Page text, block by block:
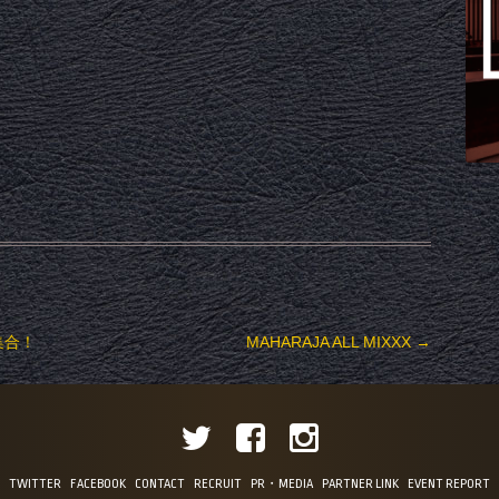
！ MAHARAJA ALL MIXXX→
TWITTER FACEBOOK CONTACT RECRUIT PR・MEDIA PARTNER LINK EVENT REPORT